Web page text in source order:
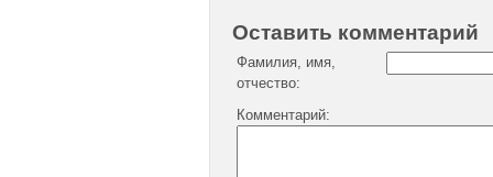
Оставить комментарий
Фамилия, имя,
отчество:
Комментарий: